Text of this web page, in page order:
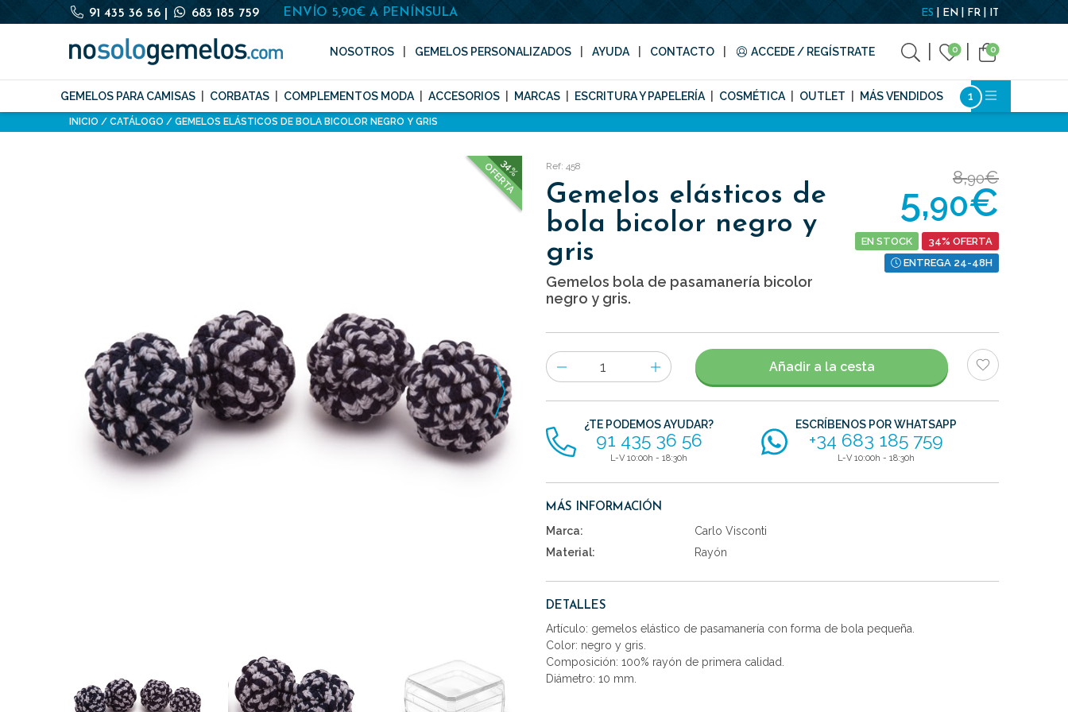
91 435 36 56 683 185 759 ENVÍO 5,90€ A PENÍNSULA ES EN FR IT
NOSOTROS GEMELOS PERSONALIZADOS AYUDA CONTACTO ACCEDE / REGÍSTRATE 0 0
GEMELOS PARA CAMISAS CORBATAS COMPLEMENTOS MODA ACCESORIOS MARCAS ESCRITURA Y PAPELERÍA COSMÉTICA OUTLET MÁS VENDIDOS
INICIO CATÁLOGO GEMELOS ELÁSTICOS DE BOLA BICOLOR NEGRO Y GRIS
34%
OFERTA Ref: 458
Gemelos elásticos de
bola bicolor negro y
gris
Gemelos bola de pasamanería bicolor
negro y gris.
8,90€
5,90€
EN STOCK
34% OFERTA
ENTREGA 24-48H
Número
de
artículos
Añadir a la cesta
¿TE PODEMOS AYUDAR?
91 435 36 56
L-V 10:00h - 18:30h
ESCRÍBENOS POR WHATSAPP
+34 683 185 759
L-V 10:00h - 18:30h
MÁS INFORMACIÓN
Marca:
Carlo Visconti
Material:
Rayón
DETALLES
Artículo: gemelos elástico de pasamanería con forma de bola pequeña.
Color: negro y gris.
Composición: 100% rayón de primera calidad.
Diámetro: 10 mm.